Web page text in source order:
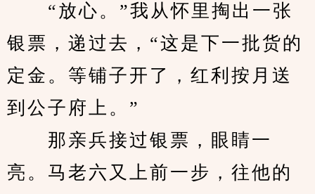
“放心。”我从怀里掏出一张
银票，递过去，“这是下一批货的
定金。等铺子开了，红利按月送
到公子府上。”
那亲兵接过银票，眼睛一
亮。马老六又上前一步，往他的